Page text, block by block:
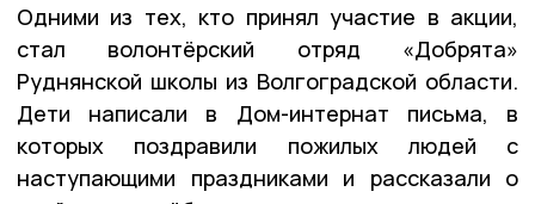
Одними из тех, кто принял участие в акции,
стал волонтёрский отряд «Добрята»
Руднянской школы из Волгоградской области.
Дети написали в Дом-интернат письма, в
которых поздравили пожилых людей с
наступающими праздниками и рассказали о